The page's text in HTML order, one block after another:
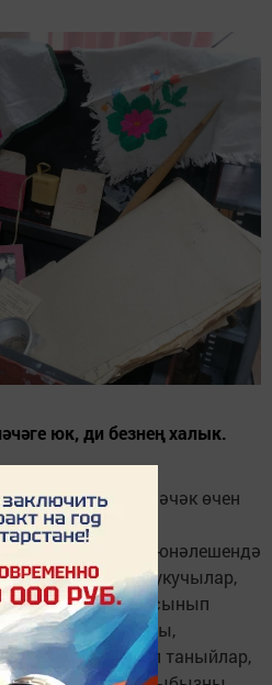
юк, ди безнең халык.
музее матур киләчәк өчен
җыеп,
тапшыру юнәлешендә
килгән яшьләр, укучылар,
балалар кызыксынып
әби-бабалары,
күреп таныйлар,